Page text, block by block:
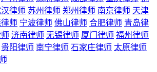
师 南京公司经营律师 天津公司经营律师
莞公司经营律师 宁波公司经营律师 佛山
司经营律师 青岛公司经营律师 昆明公司
营律师 济南公司经营律师 无锡公司经营
师